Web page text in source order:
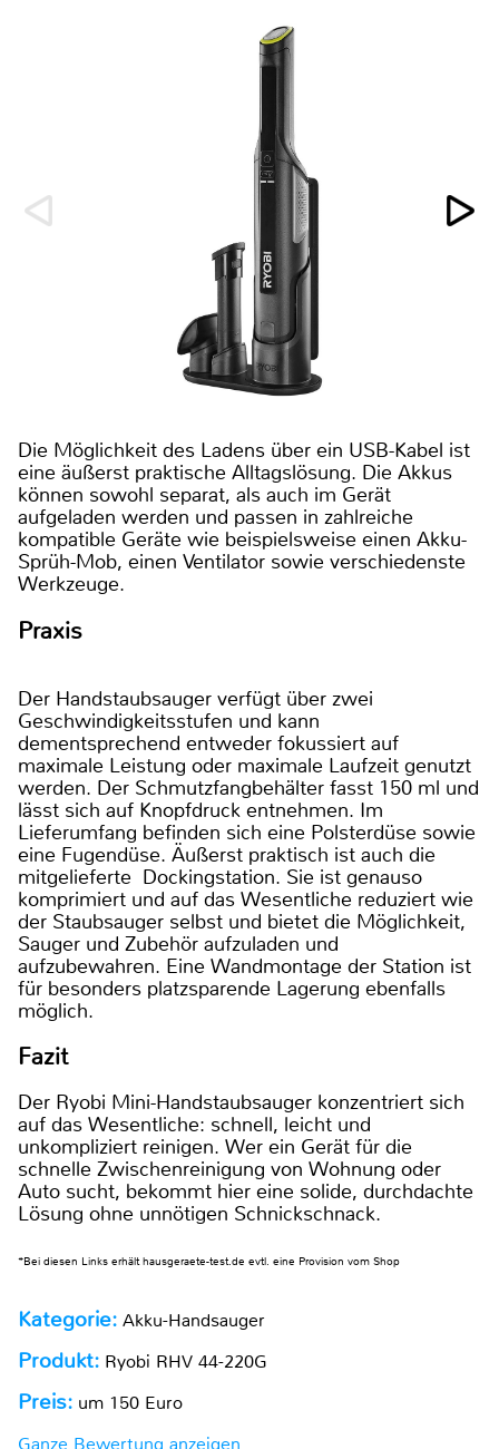
Die Möglichkeit des Ladens über ein USB-Kabel ist
eine äußerst praktische Alltagslösung. Die Akkus
können sowohl separat, als auch im Gerät
aufgeladen werden und passen in zahlreiche
kompatible Geräte wie beispielsweise einen Akku-
Sprüh-Mob, einen Ventilator sowie verschiedenste
Werkzeuge.
Praxis
Der Handstaubsauger verfügt über zwei
Geschwindigkeitsstufen und kann
dementsprechend entweder fokussiert auf
maximale Leistung oder maximale Laufzeit genutzt
werden. Der Schmutzfangbehälter fasst 150 ml und
lässt sich auf Knopfdruck entnehmen. Im
Lieferumfang befinden sich eine Polsterdüse sowie
eine Fugendüse. Äußerst praktisch ist auch die
mitgelieferte Dockingstation. Sie ist genauso
komprimiert und auf das Wesentliche reduziert wie
der Staubsauger selbst und bietet die Möglichkeit,
Sauger und Zubehör aufzuladen und
aufzubewahren. Eine Wandmontage der Station ist
für besonders platzsparende Lagerung ebenfalls
möglich.
Fazit
Der Ryobi Mini-Handstaubsauger konzentriert sich
auf das Wesentliche: schnell, leicht und
unkompliziert reinigen. Wer ein Gerät für die
schnelle Zwischenreinigung von Wohnung oder
Auto sucht, bekommt hier eine solide, durchdachte
Lösung ohne unnötigen Schnickschnack.
*Bei diesen Links erhält hausgeraete-test.de evtl. eine Provision vom Shop
Kategorie: Akku-Handsauger
Produkt: Ryobi RHV 44-220G
Preis: um 150 Euro
Ganze Bewertung anzeigen